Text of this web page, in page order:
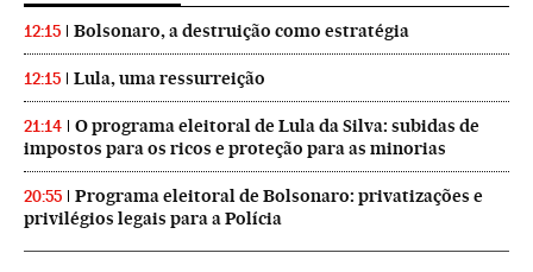
12:15 Bolsonaro, a destruição como estratégia
12:15 Lula, uma ressurreição
21:14
O programa eleitoral de Lula da Silva: subidas de
impostos para os ricos e proteção para as minorias
20:55
Programa eleitoral de Bolsonaro: privatizações e
privilégios legais para a Polícia